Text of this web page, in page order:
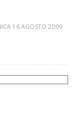
16 AGOSTO 2009